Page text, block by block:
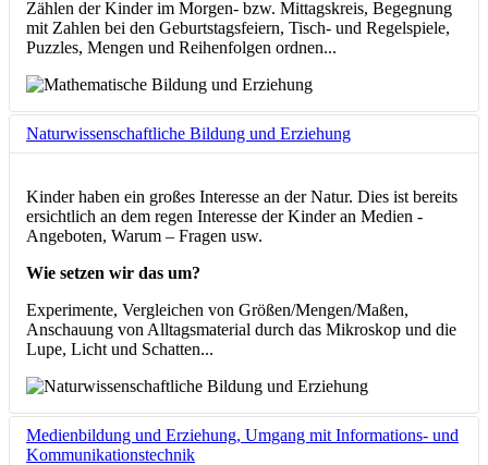
Zählen der Kinder im Morgen- bzw. Mittagskreis, Begegnung
mit Zahlen bei den Geburtstagsfeiern, Tisch- und Regelspiele,
Puzzles, Mengen und Reihenfolgen ordnen...
Naturwissenschaftliche Bildung und Erziehung
Kinder haben ein großes Interesse an der Natur. Dies ist bereits
ersichtlich an dem regen Interesse der Kinder an Medien -
Angeboten, Warum – Fragen usw.
Wie setzen wir das um?
Experimente, Vergleichen von Größen/Mengen/Maßen,
Anschauung von Alltagsmaterial durch das Mikroskop und die
Lupe, Licht und Schatten...
Medienbildung und Erziehung, Umgang mit Informations- und
Kommunikationstechnik